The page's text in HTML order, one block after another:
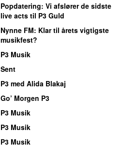
Popdatering: Vi afslører de sidste
live acts til P3 Guld
Nynne FM: Klar til årets vigtigste
musikfest?
P3 Musik
Sent
P3 med Alida Blakaj
Go’ Morgen P3
P3 Musik
P3 Musik
P3 Musik